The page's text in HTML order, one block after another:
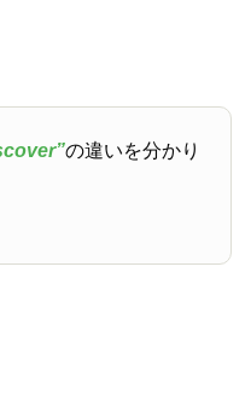
の違いを分かり